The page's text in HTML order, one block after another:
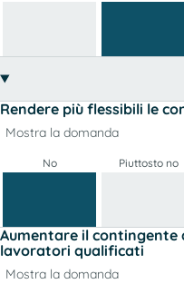
Rendere più flessibili le
Mostra la domanda
No Piuttosto no
Aumentare il contingente
lavoratori qualificati
Mostra la domanda